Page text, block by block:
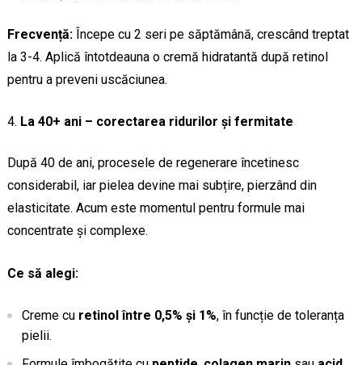
Frecvență:Începe cu 2 seri pe săptămână, crescând treptat
la 3-4. Aplică întotdeauna o cremă hidratantă după retinol
pentru a preveni uscăciunea.
La 40+ ani – corectarea ridurilor și fermitate
După 40 de ani, procesele de regenerare încetinesc
considerabil, iar pielea devine mai subțire, pierzând din
elasticitate. Acum este momentul pentru formule mai
concentrate și complexe.
Ce să alegi:
Creme cu retinol între 0,5% și 1%, în funcție de toleranța
pielii.